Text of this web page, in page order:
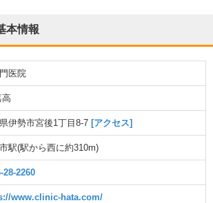
本情報
医院
高
伊勢市宮後1丁目8-7 [アクセス]
駅(駅から西に約310m)
28-2260
www.clinic-hata.com/